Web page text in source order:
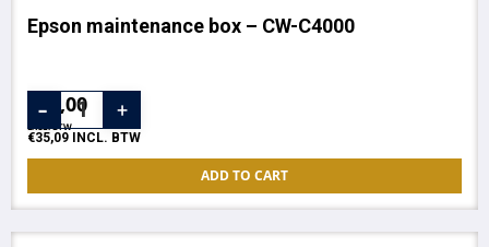
Epson maintenance box – CW-C4000
29,00
EXCL. BTW
€35,09 INCL. BTW
ADD TO CART